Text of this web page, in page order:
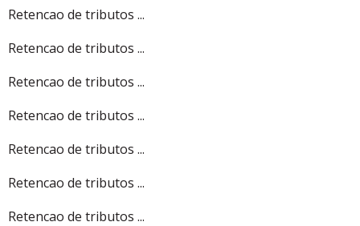
Retencao de tributos ...
Retencao de tributos ...
Retencao de tributos ...
Retencao de tributos ...
Retencao de tributos ...
Retencao de tributos ...
Retencao de tributos ...